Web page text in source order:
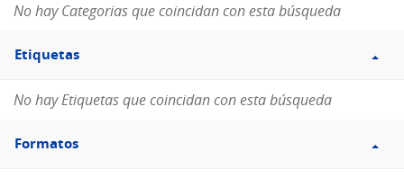
No hay Categorias que coincidan con esta búsqueda
Filtro
Etiquetas
Etiquetas
No hay Etiquetas que coincidan con esta búsqueda
Filtro
Formatos
Formatos